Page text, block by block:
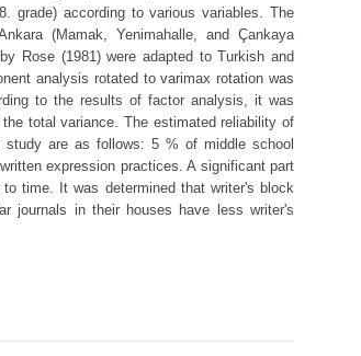
grade) according to various variables. The
(Mamak, Yenimahalle, and Çankaya
Rose (1981) were adapted to Turkish and
analysis rotated to varimax rotation was
to the results of factor analysis, it was
total variance. The estimated reliability of
are as follows: 5 % of middle school
expression practices. A significant part
time. It was determined that writer's block
journals in their houses have less writer's